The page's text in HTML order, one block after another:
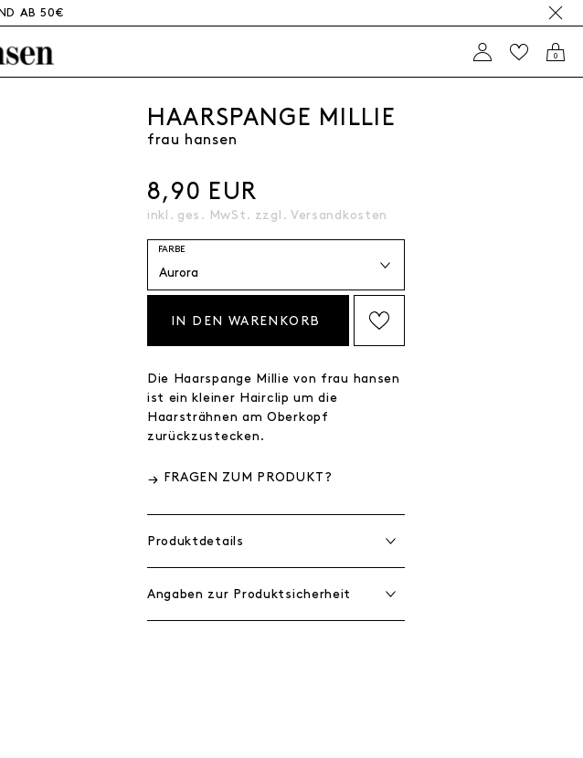
AB 50€
0
HAARSPANGE MILLIE
frau hansen
8,90 EUR
inkl. ges. MwSt. zzgl. Versandkosten
FARBE
IN DEN WARENKORB
Die Haarspange Millie von frau hansen
ist ein kleiner Hairclip um die
Haarsträhnen am Oberkopf
zurückzustecken.
FRAGEN ZUM PRODUKT?
Produktdetails
Angaben zur Produktsicherheit